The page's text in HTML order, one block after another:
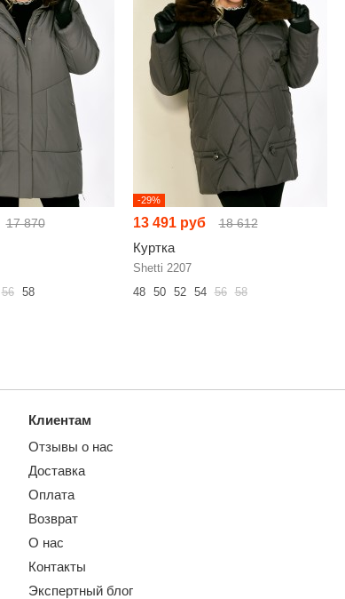
17 870
56 58
-29%
13 491 руб 18 612
Куртка
Shetti 2207
48
50 52 54 56 58
Клиентам
Отзывы о нас
Доставка
Оплата
Возврат
О нас
Контакты
Экспертный блог